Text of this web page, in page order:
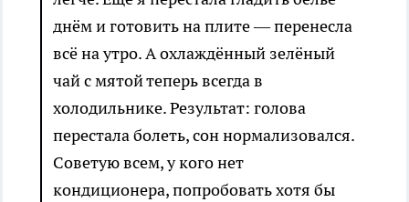
днём и готовить на плите — перенесла
всё на утро. А охлаждённый зелёный
чай с мятой теперь всегда в
холодильнике. Результат: голова
перестала болеть, сон нормализовался.
Советую всем, у кого нет
кондиционера, попробовать хотя бы